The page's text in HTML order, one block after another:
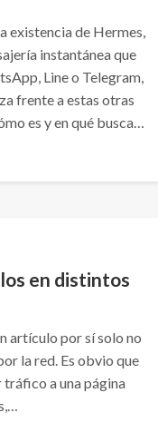
existencia de Hermes,
instantánea que
Line o Telegram,
frente a estas otras
es y en qué busca…
en distintos
artículo por sí solo no
la red. Es obvio que
a una página